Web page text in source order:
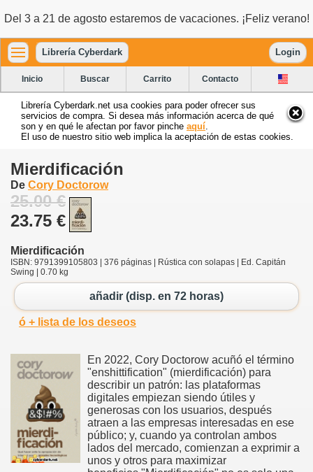
Del 3 a 21 de agosto estaremos de vacaciones. ¡Feliz verano!
Librería Cyberdark Login
Inicio Buscar Carrito Contacto
Librería Cyberdark.net usa cookies para poder ofrecer sus
servicios de compra. Si desea más información acerca de qué
son y en qué le afectan por favor pinche aquí
El uso de nuestro sitio web implica la aceptación de estas cookies.
Mierdificación
De Cory Doctorow
25.00 €
23.75 €
Mierdificación
ISBN: 9791399105803 | 376 páginas | Rústica con solapas | Ed. Capitán
Swing | 0.70 kg
añadir (disp. en 72 horas)
ó + lista de los deseos
En 2022, Cory Doctorow acuñó el término
"enshittification" (mierdificación) para
describir un patrón: las plataformas
digitales empiezan siendo útiles y
generosas con los usuarios, después
atraen a las empresas interesadas en ese
público; y, cuando ya controlan ambos
lados del mercado, comienzan a exprimir a
unos y otros para maximizar